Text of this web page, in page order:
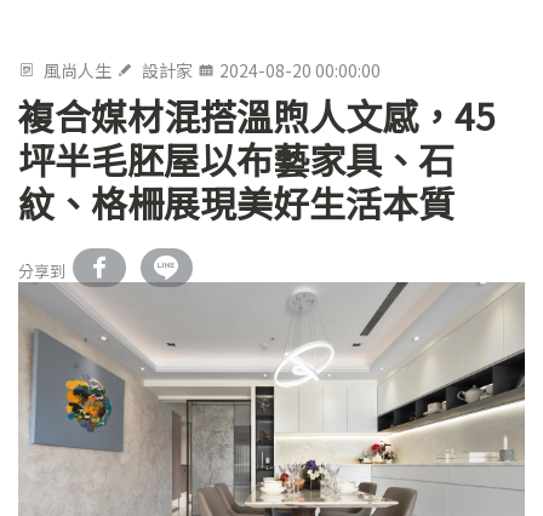
風尚人生 設計家 2024-08-20 00:00:00
複合媒材混搭溫煦人文感，45
坪半毛胚屋以布藝家具、石
紋、格柵展現美好生活本質
分享到